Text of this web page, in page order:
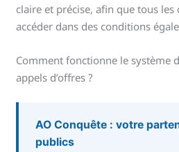
claire et précise, afin que tous
accéder dans des conditions
Comment fonctionne le système
appels d’offres ?
AO Conquête : votre
publics